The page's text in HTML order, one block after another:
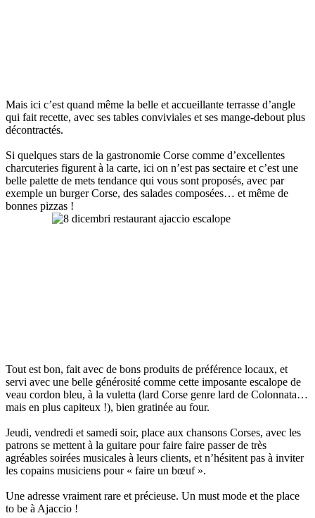
Mais ici c’est quand même la belle et accueillante terrasse d’angle
qui fait recette, avec ses tables conviviales et ses mange-debout plus
décontractés.
Si quelques stars de la gastronomie Corse comme d’excellentes
charcuteries figurent à la carte, ici on n’est pas sectaire et c’est une
belle palette de mets tendance qui vous sont proposés, avec par
exemple un burger Corse, des salades composées… et même de
bonnes pizzas !
Tout est bon, fait avec de bons produits de préférence locaux, et
servi avec une belle générosité comme cette imposante escalope de
veau cordon bleu, à la vuletta (lard Corse genre lard de Colonnata…
mais en plus capiteux !), bien gratinée au four.
Jeudi, vendredi et samedi soir, place aux chansons Corses, avec les
patrons se mettent à la guitare pour faire faire passer de très
agréables soirées musicales à leurs clients, et n’hésitent pas à inviter
les copains musiciens pour « faire un bœuf ».
Une adresse vraiment rare et précieuse. Un must mode et the place
to be à Ajaccio !